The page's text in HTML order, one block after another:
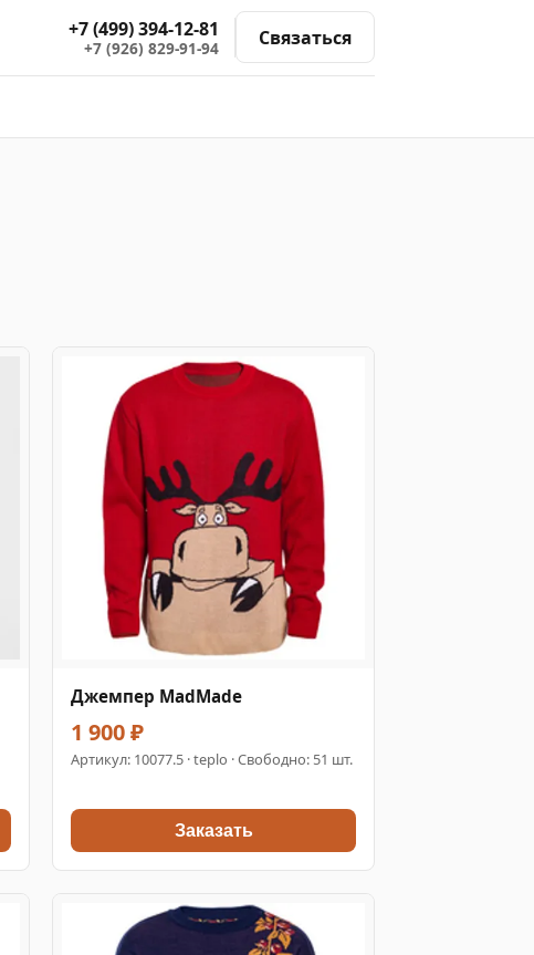
+7 (499) 394-12-81
+7 (926) 829-91-94 Связаться
Джемпер MadMade
1 900 ₽
Артикул: 10077.5 · teplo · Свободно: 51 шт.
Заказать